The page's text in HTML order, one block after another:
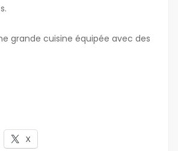
grande cuisine équipée avec des
X